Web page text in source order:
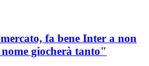
fa bene Inter a non
giocherà tanto"